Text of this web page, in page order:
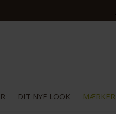
DIT NYE LOOK MÆRKER